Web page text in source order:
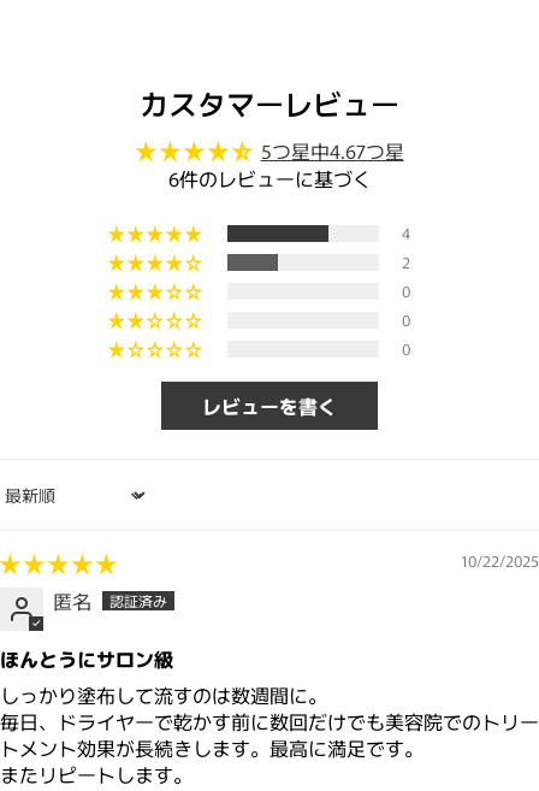
カスタマーレビュー
5つ星中4.67つ星
6件のレビューに基づく
4
2
0
0
0
レビューを書く
Sort by
10/22/2025
匿名
ほんとうにサロン級
しっかり塗布して流すのは数週間に。
毎日、ドライヤーで乾かす前に数回だけでも美容院でのトリー
トメント効果が長続きします。最高に満足です。
またリピートします。